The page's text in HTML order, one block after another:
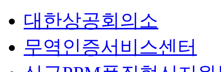
대한상공회의소
무역인증서비스센터